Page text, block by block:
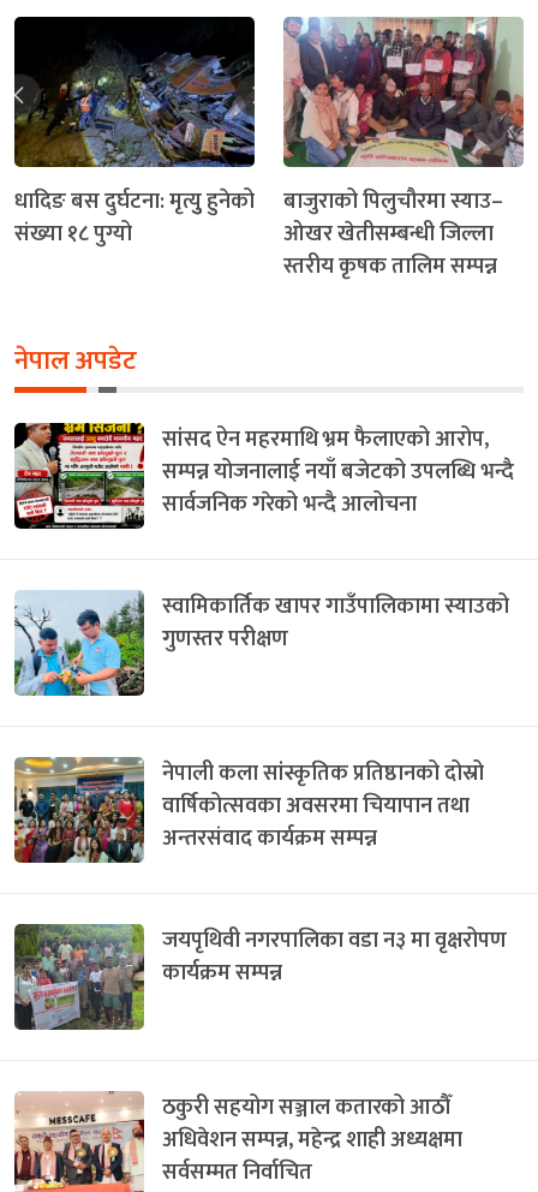
धादिङ बस दुर्घटना: मृत्युु हुनेको
संख्या १८ पुग्यो
बाजुराको पिलुचौरमा स्याउ–
ओखर खेतीसम्बन्धी जिल्ला
स्तरीय कृषक तालिम सम्पन्न
नेपाल अपडेट
सांसद ऐन महरमाथि भ्रम फैलाएको आरोप,
सम्पन्न योजनालाई नयाँ बजेटको उपलब्धि भन्दै
सार्वजनिक गरेको भन्दै आलोचना
स्वामिकार्तिक खापर गाउँपालिकामा स्याउको
गुणस्तर परीक्षण
नेपाली कला सांस्कृतिक प्रतिष्ठानको दोस्रो
वार्षिकोत्सवका अवसरमा चियापान तथा
अन्तरसंवाद कार्यक्रम सम्पन्न
जयपृथिवी नगरपालिका वडा न३ मा वृक्षरोपण
कार्यक्रम सम्पन्न
ठकुरी सहयोग सञ्जाल कतारको आठौँ
अधिवेशन सम्पन्न, महेन्द्र शाही अध्यक्षमा
सर्वसम्मत निर्वाचित